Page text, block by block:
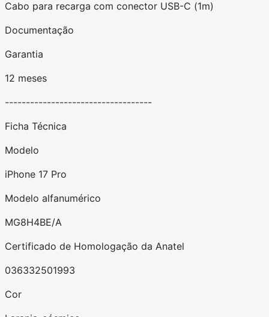
Cabo para recarga com conector USB-C (1m)
Documentação
Garantia
12 meses
-----------------------------------
Ficha Técnica
Modelo
iPhone 17 Pro
Modelo alfanumérico
MG8H4BE/A
Certificado de Homologação da Anatel
036332501993
Cor